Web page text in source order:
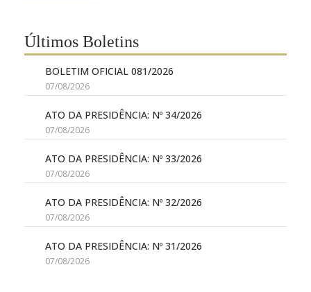
Últimos Boletins
BOLETIM OFICIAL 081/2026
07/08/2026
ATO DA PRESIDÊNCIA: Nº 34/2026
07/08/2026
ATO DA PRESIDÊNCIA: Nº 33/2026
07/08/2026
ATO DA PRESIDÊNCIA: Nº 32/2026
07/08/2026
ATO DA PRESIDÊNCIA: Nº 31/2026
07/08/2026